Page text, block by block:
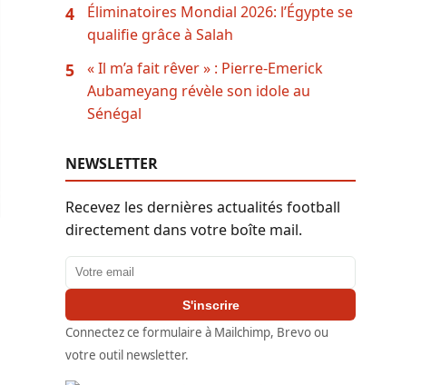
4
Éliminatoires Mondial 2026: l’Égypte se
qualifie grâce à Salah
5
« Il m’a fait rêver » : Pierre-Emerick
Aubameyang révèle son idole au
Sénégal
NEWSLETTER
Recevez les dernières actualités football
directement dans votre boîte mail.
Adresse email
S'inscrire
Connectez ce formulaire à Mailchimp, Brevo ou
votre outil newsletter.